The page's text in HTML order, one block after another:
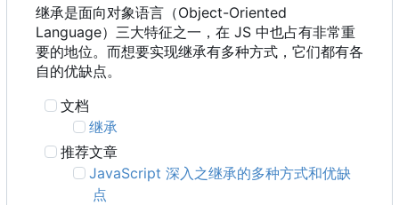
继承是面向对象语言 （Object-Oriented
Language） 三大特征之一 ， 在 JS 中也占有非常重
要的地位。而想要实现继承有多种方式，它们都有各
自的优缺点。
文档
继承
推荐文章
JavaScript 深入之继承的多种方式和优缺
点